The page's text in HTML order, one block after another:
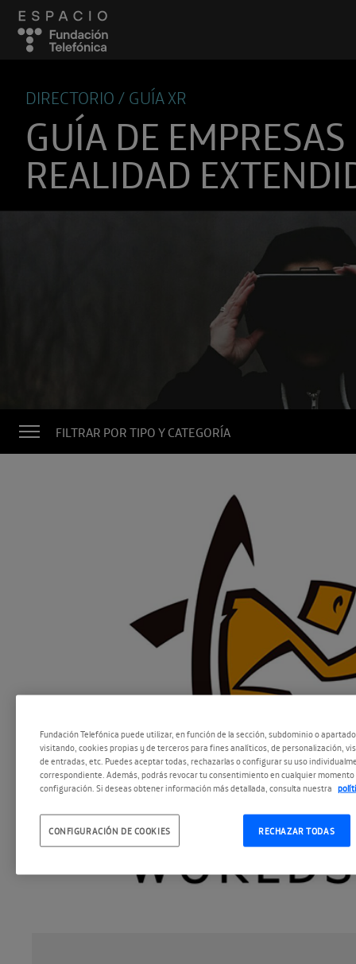
DIRECTORIO / GUÍA XR
GUÍA DE
REALIDAD
FILTRAR POR TIPO Y CATEGORÍA
Fundación Telefónica puede utilizar, en función de la sección, subdominio o
visitando, cookies propias y de terceros para fines analíticos, de personalización,
de entradas, etc. Puedes aceptar todas, rechazarlas o configurar su uso
correspondiente. Además, podrás revocar tu consentimiento en cualquier momento
configuración. Si deseas obtener información más detallada, consulta nuestra
RECHAZAR TODAS
CONFIGURACIÓN DE COOKIES